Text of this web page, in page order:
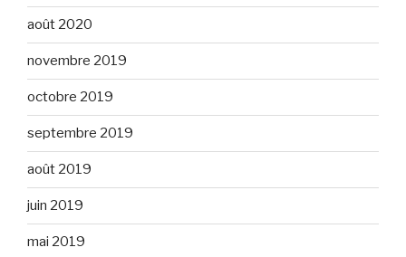
août 2020
novembre 2019
octobre 2019
septembre 2019
août 2019
juin 2019
mai 2019